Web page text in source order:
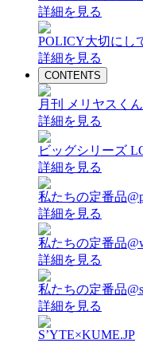
詳細を見る
POLICY大切にし
詳細を見る
CONTENTS
月刊 メリヤスく
詳細を見る
ビッグシリーズ
詳細を見る
私たちの定番品
詳細を見る
私たちの定番品
詳細を見る
私たちの定番品
詳細を見る
S’YTE×KUME.JP